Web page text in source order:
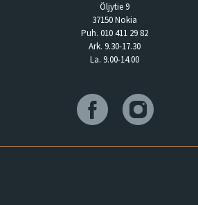
Öljytie 9
37150 Nokia
Puh. 010 411 29 82
Ark. 9.30-17.30
La. 9.00-14.00